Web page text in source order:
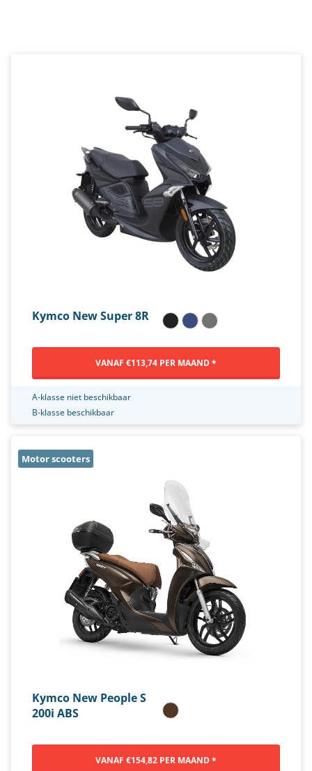
Kymco New Super 8R
VANAF €113,74 PER MAAND *
A-klasse niet beschikbaar
B-klasse beschikbaar
Motor scooters
Kymco New People S
200i ABS
VANAF €154,82 PER MAAND *